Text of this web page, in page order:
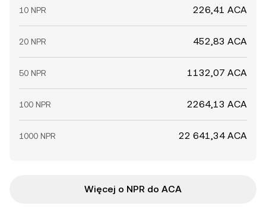
10 NPR 226,41 ACA
20 NPR 452,83 ACA
50 NPR 1132,07 ACA
100 NPR 2264,13 ACA
1000 NPR 22 641,34 ACA
Więcej o NPR do ACA